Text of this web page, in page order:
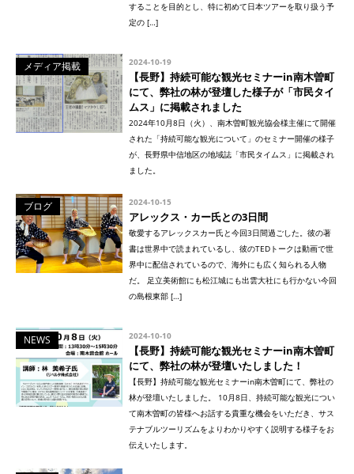
することを目的とし、特に初めて日本ツアーを取り扱う予
定の […]
メディア掲載 2024-10-19
【長野】持続可能な観光セミナーin南木曽町
にて、弊社の林が登壇した様子が「市民タイ
ムス」に掲載されました
2024年10月8日（火）、南木曽町観光協会様主催にて開催
された「持続可能な観光について」のセミナー開催の様子
が、長野県中信地区の地域誌「市民タイムス」に掲載され
ました。
ブログ 2024-10-15
アレックス・カー氏との3日間
敬愛するアレックスカー氏と今回3日間過ごした。彼の著
書は世界中で読まれているし、彼のTEDトークは動画で世
界中に配信されているので、海外にも広く知られる人物
だ。 足立美術館にも松江城にも出雲大社にも行かない今回
の島根東部 […]
NEWS 2024-10-10
【長野】持続可能な観光セミナーin南木曽町
にて、弊社の林が登壇いたしました！
【長野】持続可能な観光セミナーin南木曽町にて、弊社の
林が登壇いたしました。 10月8日、持続可能な観光につい
て南木曽町の皆様へお話する貴重な機会をいただき、サス
テナブルツーリズムをよりわかりやすく説明する様子をお
伝えいたします。